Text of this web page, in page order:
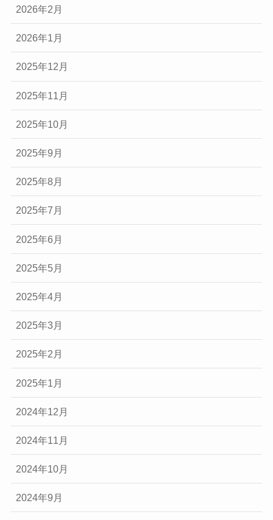
2026年2月
2026年1月
2025年12月
2025年11月
2025年10月
2025年9月
2025年8月
2025年7月
2025年6月
2025年5月
2025年4月
2025年3月
2025年2月
2025年1月
2024年12月
2024年11月
2024年10月
2024年9月